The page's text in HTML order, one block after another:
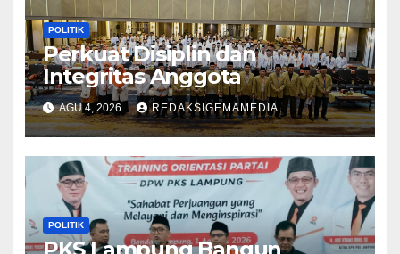
POLITIK
Perkuat Disiplin dan
Integritas Anggota
AGU 4, 2026 REDAKSIGEMAMEDIA
POLITIK